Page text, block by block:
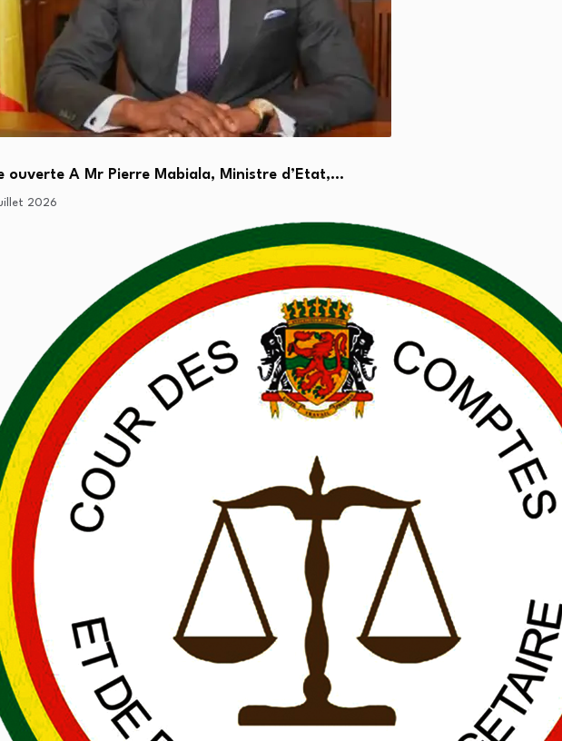
ouverte A Mr Pierre Mabiala, Ministre d’Etat,…
2026